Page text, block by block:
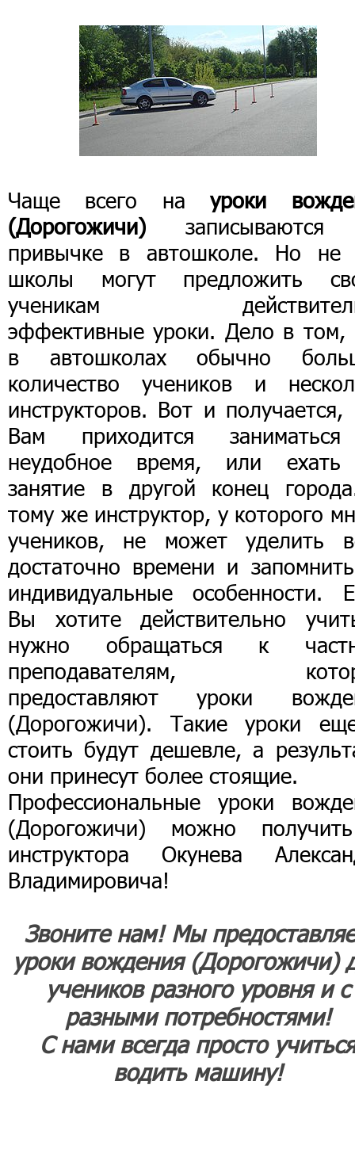
Чаще всего науроки
(Дорогожичи) записываются
привычке в автошколе. Но не
школы могут предложить
ученикам
эффективные уроки. Дело в том,
в автошколах обычно
количество учеников и
инструкторов. Вот и получается,
Вам приходится
неудобное время, или
занятие в другой конец
тому же инструктор, у которого
учеников, не может уделить
достаточно времени и
индивидуальные особенности.
Вы хотите действительно
нужно обращаться к
преподавателям,
предоставляют уроки
(Дорогожичи). Такие уроки
стоить будут дешевле, а
они принесут более стоящие.
Профессиональные уроки
(Дорогожичи) можно
инструктора Окунева
Владимировича!
Звоните нам! Мы
уроки вождения (Дорогожичи)
учеников разного уровня и с
разными потребностями!
С нами всегда просто
водить машину!